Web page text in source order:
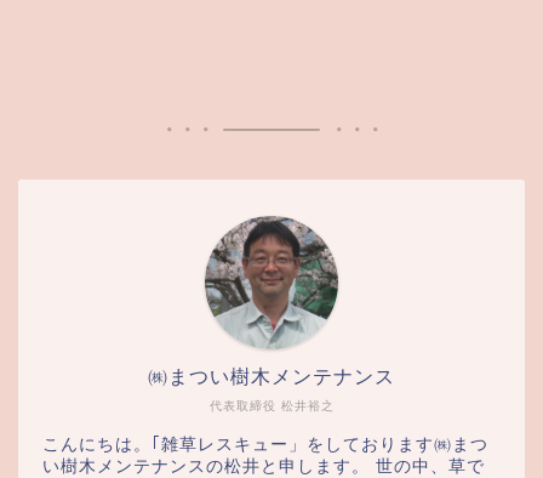
代表取締役 松井裕之
㈱まつい樹木メンテナンス
こんにちは。｢雑草レスキュー」をしております㈱まつ
い樹木メンテナンスの松井と申します。 世の中、草で